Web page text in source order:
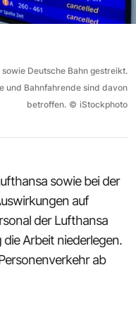
Deutsche Bahn gestreikt.
und Bahnfahrende sind davon
betroffen. © iStockphoto
sowie bei der
auf
der Lufthansa
Arbeit niederlegen.
ab